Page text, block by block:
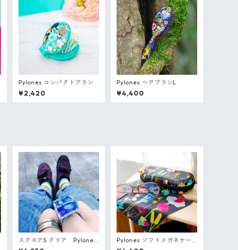
Pylones コンパクトブラシ
¥2,420
Pylones ヘアブラシL
¥4,400
スクエアS クリア Pylones
フランス ガラスのリング
Pylones ソフトメガネケー
ス